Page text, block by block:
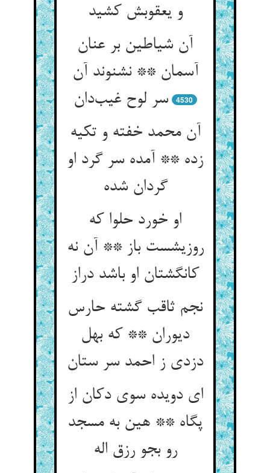
و یعقوبش کشید
آن شیاطین بر عنان
آسمان ** نشنوند آن
سر لوح غیب‌دان
4530
آن محمد خفته و تکیه
زده ** آمده سر گرد او
گردان شده
او خورد حلوا که
روزیشست باز ** آن نه
کانگشتان او باشد دراز
نجم ثاقب گشته حارس
دیوران ** که بهل
دزدی ز احمد سر ستان
ای دویده سوی دکان از
پگاه ** هین به مسجد
رو بجو رزق اله